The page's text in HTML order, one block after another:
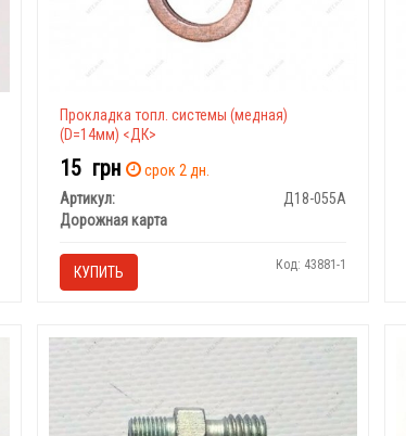
Прокладка топл. системы (медная)
(D=14мм) <ДК>
15 грн
срок 2 дн.
Артикул:
Д18-055А
Дорожная карта
КУПИТЬ Код: 43881-1